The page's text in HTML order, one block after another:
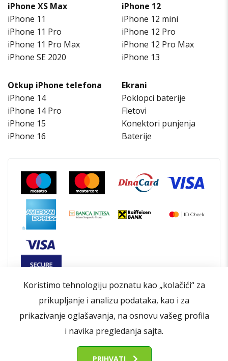
iPhone XS Max
iPhone 11
iPhone 11 Pro
iPhone 11 Pro Max
iPhone SE 2020
iPhone 12
iPhone 12 mini
iPhone 12 Pro
iPhone 12 Pro Max
iPhone 13
Otkup iPhone telefona
iPhone 14
iPhone 14 Pro
iPhone 15
iPhone 16
Ekrani
Poklopci baterije
Fletovi
Konektori punjenja
Baterije
Opšti uslovi poslovanja
Politika privatnosti
Kontakt
O nama
Koristimo tehnologiju poznatu kao „kolačići“ za
prikupljanje i analizu podataka, kao i za
prikazivanje oglašavanja, na osnovu vašeg profila
i navika pregledanja sajta.
PRIHVATI